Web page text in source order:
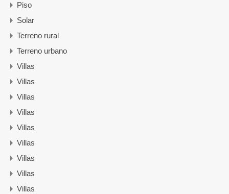
Piso
Solar
Terreno rural
Terreno urbano
Villas
Villas
Villas
Villas
Villas
Villas
Villas
Villas
Villas